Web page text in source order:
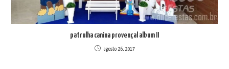
patrulha canina provençal album II
agosto 26, 2017